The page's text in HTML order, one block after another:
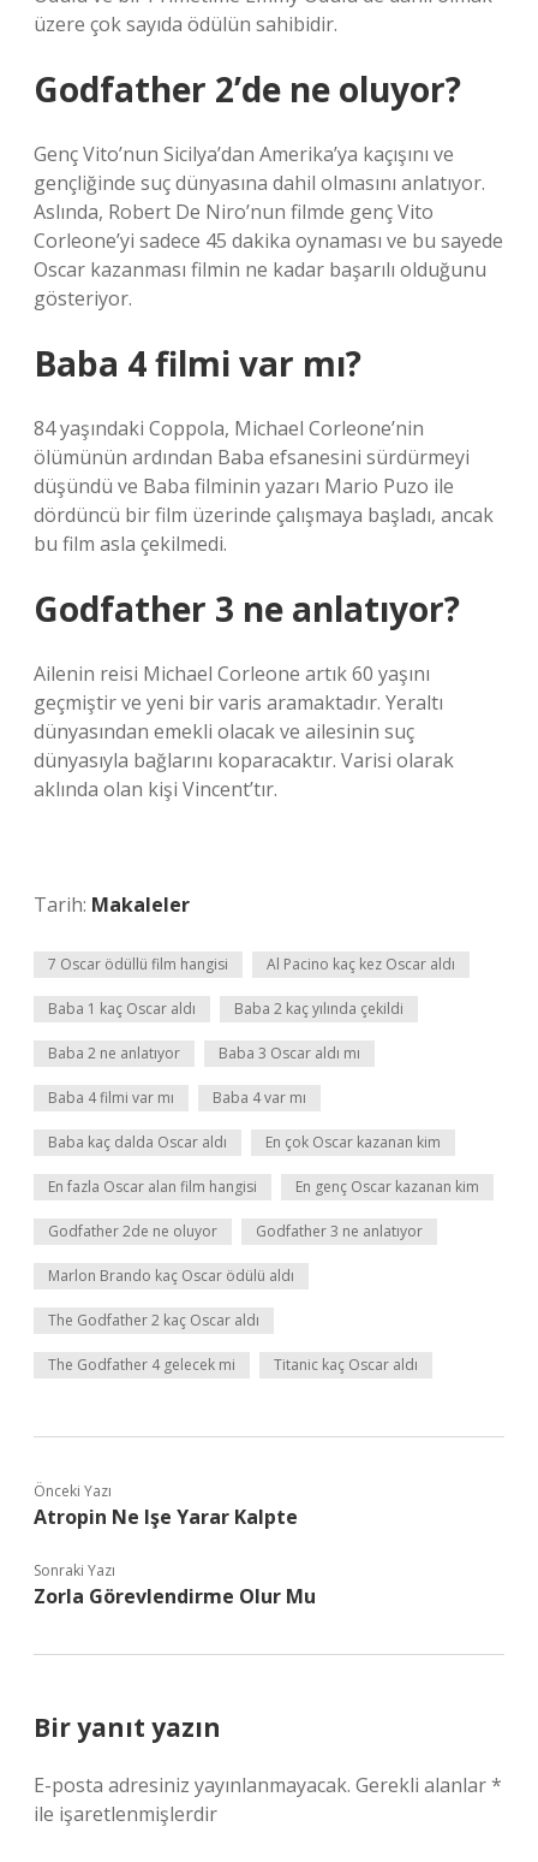
üzere çok sayıda ödülün sahibidir.
Godfather 2’de ne oluyor?
Genç Vito’nun Sicilya’dan Amerika’ya kaçışını ve
gençliğinde suç dünyasına dahil olmasını anlatıyor.
Aslında, Robert De Niro’nun filmde genç Vito
Corleone’yi sadece 45 dakika oynaması ve bu sayede
Oscar kazanması filmin ne kadar başarılı olduğunu
gösteriyor.
Baba 4 filmi var mı?
84 yaşındaki Coppola, Michael Corleone’nin
ölümünün ardından Baba efsanesini sürdürmeyi
düşündü ve Baba filminin yazarı Mario Puzo ile
dördüncü bir film üzerinde çalışmaya başladı, ancak
bu film asla çekilmedi.
Godfather 3 ne anlatıyor?
Ailenin reisi Michael Corleone artık 60 yaşını
geçmiştir ve yeni bir varis aramaktadır. Yeraltı
dünyasından emekli olacak ve ailesinin suç
dünyasıyla bağlarını koparacaktır. Varisi olarak
aklında olan kişi Vincent’tır.
Tarih: Makaleler
7 Oscar ödüllü film hangisi Al Pacino kaç kez Oscar aldı
Baba 1 kaç Oscar aldı Baba 2 kaç yılında çekildi
Baba 2 ne anlatıyor Baba 3 Oscar aldı mı
Baba 4 filmi var mı Baba 4 var mı
Baba kaç dalda Oscar aldı En çok Oscar kazanan kim
En fazla Oscar alan film hangisi En genç Oscar kazanan kim
Godfather 2de ne oluyor Godfather 3 ne anlatıyor
Marlon Brando kaç Oscar ödülü aldı
The Godfather 2 kaç Oscar aldı
The Godfather 4 gelecek mi Titanic kaç Oscar aldı
Önceki Yazı
Atropin Ne Işe Yarar Kalpte
Sonraki Yazı
Zorla Görevlendirme Olur Mu
Bir yanıt yazın
E-posta adresiniz yayınlanmayacak. Gerekli alanlar*
ile işaretlenmişlerdir